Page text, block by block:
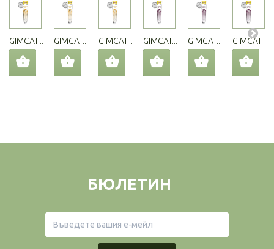
GIMCAT... GIMCAT... GIMCAT... GIMCAT... GIMCAT... GIMCAT...
БЮЛЕТИН